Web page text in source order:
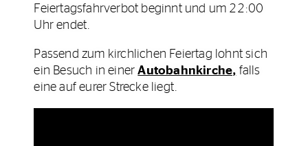
Feiertagsfahrverbot beginnt und um 22:00
Uhr endet.
Passend zum kirchlichen Feiertag lohnt sich
ein Besuch in einerAutobahnkirche, falls
eine auf eurer Strecke liegt.